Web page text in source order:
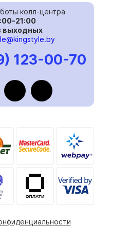
колл-центра
21:00
выходных
123-00-70